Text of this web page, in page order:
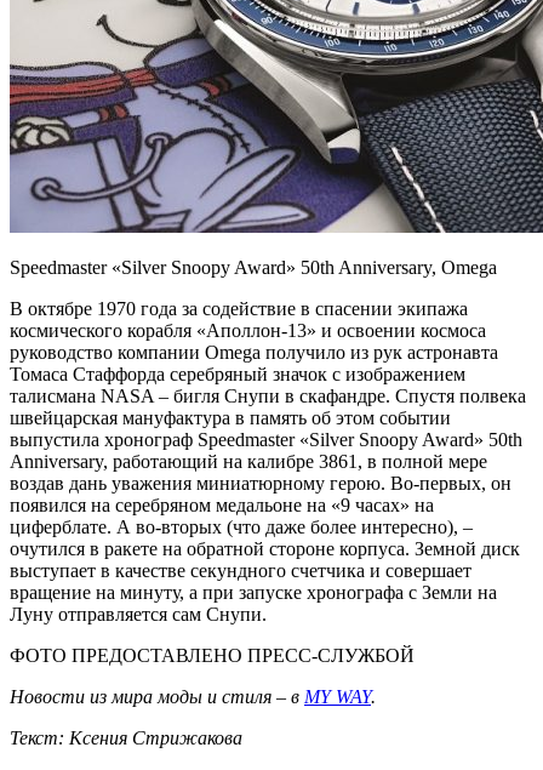
Speedmaster «Silver Snoopy Award» 50th Anniversary, Omega
В октябре 1970 года за содействие в спасении экипажа
космического корабля «Аполлон-13» и освоении космоса
руководство компании Omega получило из рук астронавта
Томаса Стаффорда серебряный значок с изображением
талисмана NASA – бигля Снупи в скафандре. Спустя полвека
швейцарская мануфактура в память об этом событии
выпустила хронограф Speedmaster «Silver Snoopy Award» 50th
Anniversary, работающий на калибре 3861, в полной мере
воздав дань уважения миниатюрному герою. Во-первых, он
появился на серебряном медальоне на «9 часах» на
циферблате. А во-вторых (что даже более интересно), –
очутился в ракете на обратной стороне корпуса. Земной диск
выступает в качестве секундного счетчика и совершает
вращение на минуту, а при запуске хронографа с Земли на
Луну отправляется сам Снупи.
ФОТО ПРЕДОСТАВЛЕНО ПРЕСС-СЛУЖБОЙ
Новости из мира моды и стиля – в MY WAY.
Текст: Ксения Стрижакова